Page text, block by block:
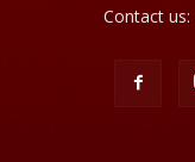
Contact us: